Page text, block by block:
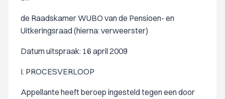
de Raadskamer WUBO van de Pensioen- en
Uitkeringsraad (hierna: verweerster)
Datum uitspraak: 16 april 2009
I. PROCESVERLOOP
Appellante heeft beroep ingesteld tegen een door